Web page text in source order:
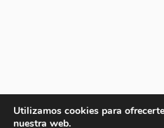
Utilizamos cookies para
nuestra web.